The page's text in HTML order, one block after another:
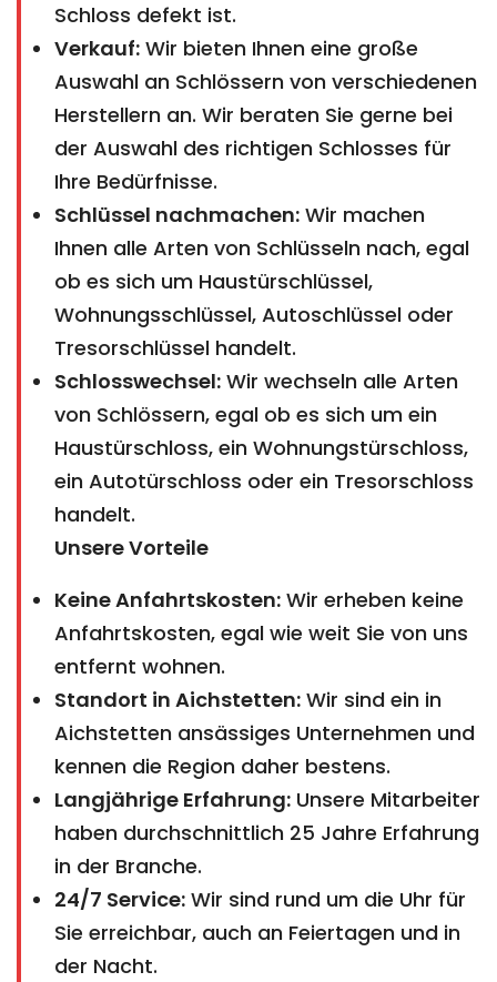
Schloss defekt ist.
Verkauf: Wir bieten Ihnen eine große
Auswahl an Schlössern von verschiedenen
Herstellern an. Wir beraten Sie gerne bei
der Auswahl des richtigen Schlosses für
Ihre Bedürfnisse.
Schlüssel nachmachen: Wir machen
Ihnen alle Arten von Schlüsseln nach, egal
ob es sich um Haustürschlüssel,
Wohnungsschlüssel, Autoschlüssel oder
Tresorschlüssel handelt.
Schlosswechsel: Wir wechseln alle Arten
von Schlössern, egal ob es sich um ein
Haustürschloss, ein Wohnungstürschloss,
ein Autotürschloss oder ein Tresorschloss
handelt.
Unsere Vorteile
Keine Anfahrtskosten: Wir erheben keine
Anfahrtskosten, egal wie weit Sie von uns
entfernt wohnen.
Standort in Aichstetten: Wir sind ein in
Aichstetten ansässiges Unternehmen und
kennen die Region daher bestens.
Langjährige Erfahrung: Unsere Mitarbeiter
haben durchschnittlich 25 Jahre Erfahrung
in der Branche.
24/7 Service: Wir sind rund um die Uhr für
Sie erreichbar, auch an Feiertagen und in
der Nacht.